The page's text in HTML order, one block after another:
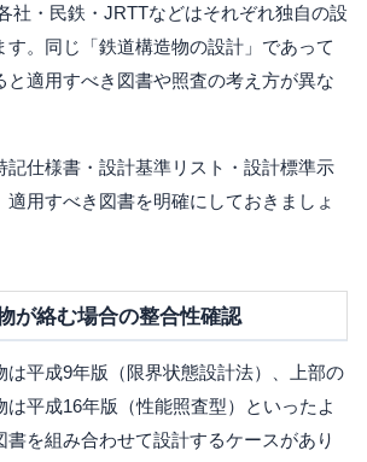
社・民鉄・JRTTなどはそれぞれ独自の設
す。同じ「鉄道構造物の設計」であって
と適用すべき図書や照査の考え方が異な
記仕様書・設計基準リスト・設計標準示
用すべき図書を明確にしておきましょ
が絡む場合の整合性確認
は平成9年版（限界状態設計法）、上部の
は平成16年版（性能照査型）といったよ
書を組み合わせて設計するケースがあり